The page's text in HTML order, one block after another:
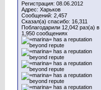
Регистрация: 08.06.2012
Адрес: Харьков
Сообщений: 2,457
Сказал(а) спасибо: 16,311
Поблагодарили 12,042 раз(а) в
1,950 сообщениях